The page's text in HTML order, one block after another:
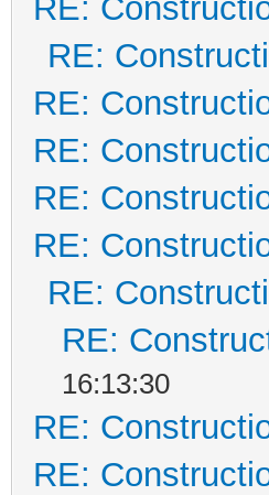
RE:
RE:
RE:
RE:
RE:
RE:
RE:
RE:
16:13:30
RE:
RE: